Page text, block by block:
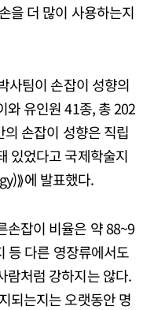
을 더 많이 사용하는지
사팀이 손잡이 성향의
와 유인원 41종, 총 202
손잡이 성향은 직립
있었다고 국제학술지
에 발표했다.
손잡이 비율은 약 88~9
등 다른 영장류에서도
람처럼 강하지는 않다.
되는지는 오랫동안 명